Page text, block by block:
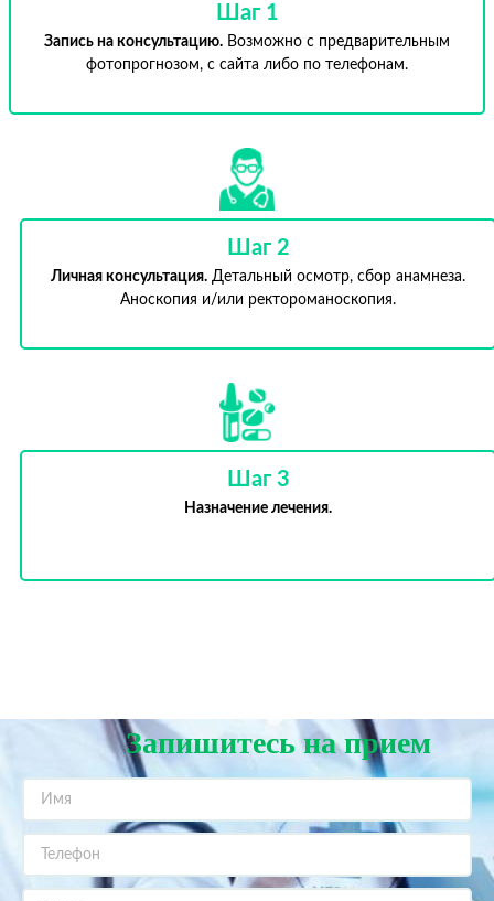
Шаг 1
Запись на консультацию. Возможно с предварительным
фотопрогнозом, с сайта либо по телефонам.
Шаг 2
Личная консультация. Детальный осмотр, сбор анамнеза.
Аноскопия и/или ректороманоскопия.
Шаг 3
Назначение лечения.
Запишитесь на прием